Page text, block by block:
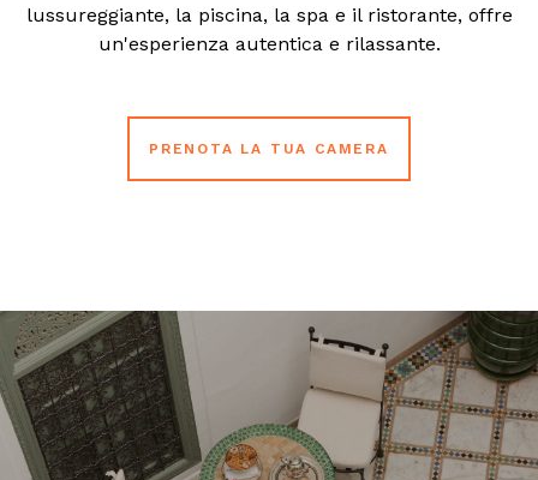
lussureggiante, la piscina, la spa e il ristorante, offre
un'esperienza autentica e rilassante.
PRENOTA LA TUA CAMERA